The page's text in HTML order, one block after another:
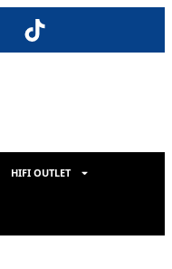
HIFI OUTLET